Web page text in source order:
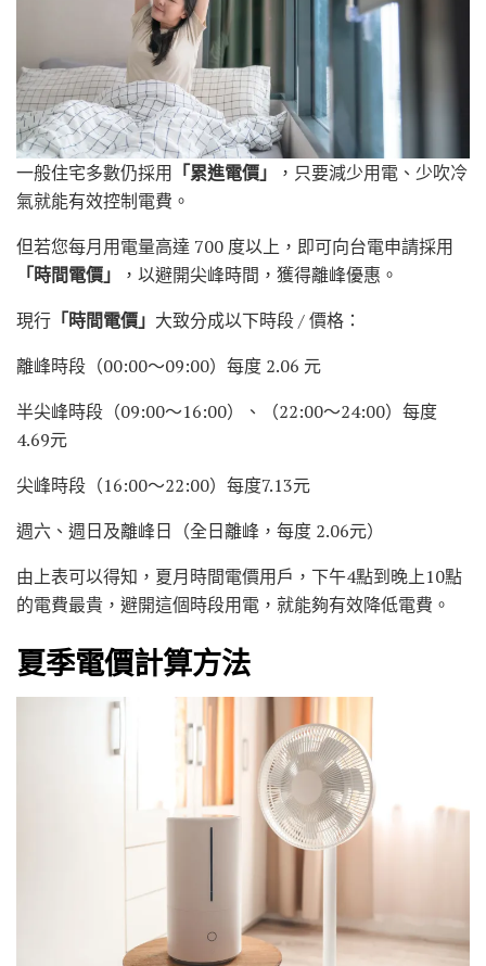
一般住宅多數仍採用 「累進電價」
，只要減少用電、少吹冷
氣就能有效控制電費。
但若您每月用電量高達 700 度以上，即可向台電申請採用
「時間電價」
，以避開尖峰時間，獲得離峰優惠。
現行 「時間電價」 大致分成以下時段 / 價格：
離峰時段（00:00～09:00）每度 2.06 元
半尖峰時段（09:00～16:00）、（22:00～24:00）每度
4.69元
尖峰時段（16:00～22:00）每度7.13元
週六、週日及離峰日（全日離峰，每度 2.06元）
由上表可以得知，夏月時間電價用戶，下午4點到晚上10點
的電費最貴，避開這個時段用電，就能夠有效降低電費。
夏季電價計算方法